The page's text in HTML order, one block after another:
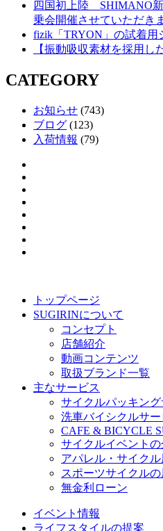
四国初上陸 SHIMANO
乗会開催させていただき
fizik「TRYON」の試着用
【振動吸収素材を採用し
CATEGORY
お知らせ (743)
ブログ (123)
入荷情報 (79)
トップページ
SUGIRINについて
コンセプト
店舗紹介
動画コンテンツ
取扱ブランド一覧
主なサービス
サイクルパッキング
洗車バイシクルサー
CAFE & BICYCLE
サイクルイベント
アパレル・サイク
スポーツサイクル
無金利ローン
イベント情報
ライフスタイルの提案